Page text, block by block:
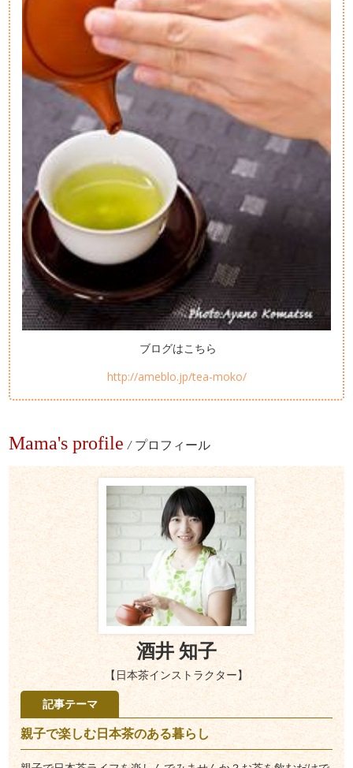
ブログはこちら
http://ameblo.jp/tea-moko/
Mama's profile / プロフィール
酒井 知子
【日本茶インストラクター】
記事テーマ
親子で楽しむ日本茶のある暮らし